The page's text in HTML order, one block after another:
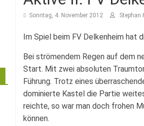
Sonntag, 4. November 2012 Stephan
Im Spiel beim FV Delkenheim hat
Bei strömendem Regen auf dem
Start. Mit zwei absoluten
Führung. Trotz eines
dominierte Kastel die Partie
reichte, so war man doch frohen
können.